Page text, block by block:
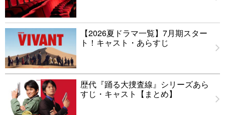
【2026夏ドラマ一覧】7月期スター
ト！キャスト・あらすじ
歴代『踊る大捜査線』シリーズあら
すじ・キャスト【まとめ】